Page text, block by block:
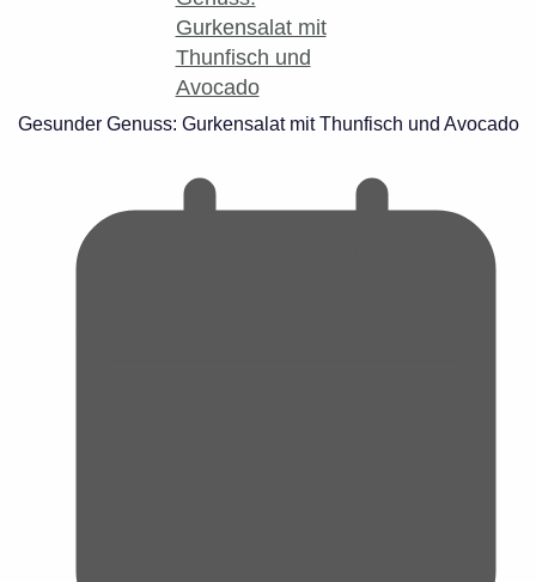
Gesunder Genuss: Gurkensalat mit Thunfisch und Avocado